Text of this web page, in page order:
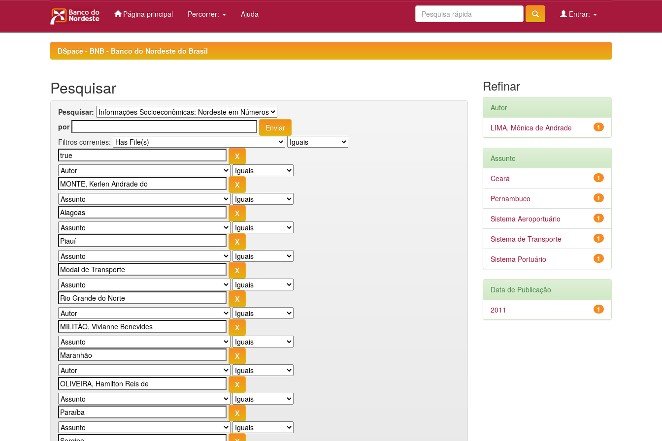
Página principal Percorrer: Ajuda Entrar:
DSpace - BNB - Banco do Nordeste do Brasil
Pesquisar
Pesquisar:
por
Filtros correntes:
Refinar
Autor
1
LIMA, Mônica de Andrade
Assunto
1
Ceará
1
Pernambuco
1
Sistema Aeroportuário
1
Sistema de Transporte
1
Sistema Portuário
Data de Publicação
1
2011